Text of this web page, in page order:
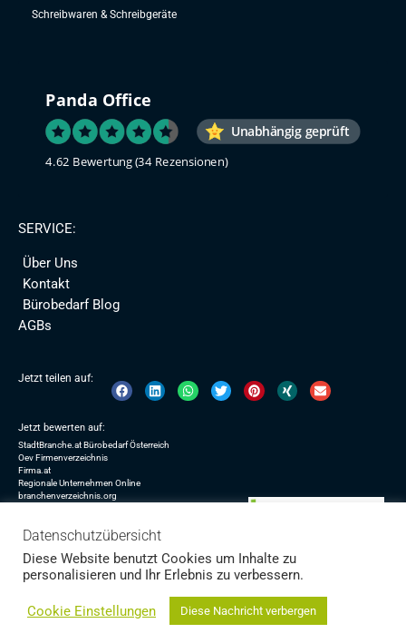
Schreibwaren & Schreibgeräte
Panda Office
Unabhängig geprüft
4.62 Bewertung(34 Rezensionen)
SERVICE:
Über Uns
Kontakt
Bürobedarf Blog
AGBs
Jetzt teilen auf:
Jetzt bewerten auf:
StadtBranche.at Bürobedarf Österreich
Oev Firmenverzeichnis
Firma.at
Regionale Unternehmen Online
branchenverzeichnis.org
Copyright © 2026 | Panda Office GmbH
Datenschutz Sitemap
Datenschutzübersicht
Diese Website benutzt Cookies um Inhalte zu
personalisieren und Ihr Erlebnis zu verbessern.
Cookie Einstellungen Diese Nachricht verbergen